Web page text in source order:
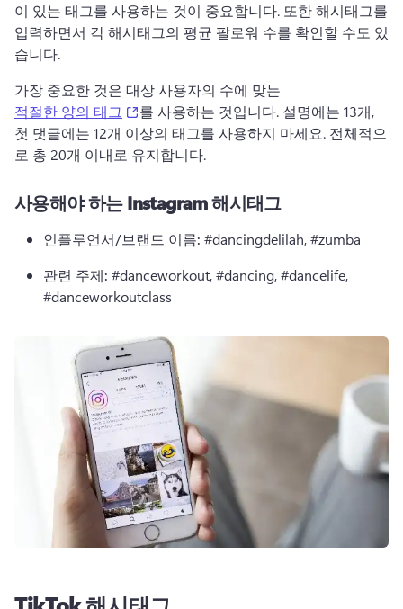
이 있는 태그를 사용하는 것이 중요합니다. 또한 해시태그를
입력하면서 각 해시태그의 평균 팔로워 수를 확인할 수도 있
습니다.
가장 중요한 것은 대상 사용자의 수에 맞는
적절한 양의 태그
(opens in a new tab)
를 사용하는 것입니다. 설명에는 13개,
첫 댓글에는 12개 이상의 태그를 사용하지 마세요. 전체적으
로 총 20개 이내로 유지합니다.
사용해야 하는 Instagram 해시태그
인플루언서/브랜드 이름: #dancingdelilah, #zumba
관련 주제: #danceworkout, #dancing, #dancelife,
#danceworkoutclass